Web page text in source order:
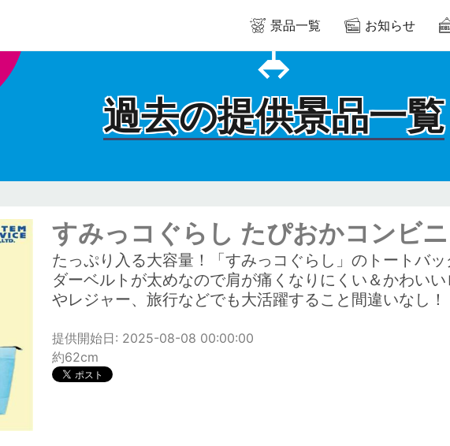
景品一覧 お知らせ
過去の提供景品一覧
すみっコぐらし たぴおかコンビ
たっぷり入る大容量！「すみっコぐらし」のトートバ
ダーベルトが太めなので肩が痛くなりにくい＆かわい
やレジャー、旅行などでも大活躍すること間違いなし！
提供開始日: 2025-08-08 00:00:00
約62cm